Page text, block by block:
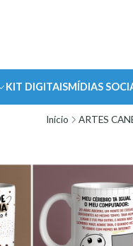
KIT DIGITAISMÍDIAS
Início ARTES